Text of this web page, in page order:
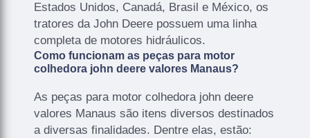
Estados Unidos, Canadá, Brasil e México, os
tratores da John Deere possuem uma linha
completa de motores hidráulicos.
Como funcionam as peças para motor
colhedora john deere valores Manaus?
As peças para motor colhedora john deere
valores Manaus são itens diversos destinados
a diversas finalidades. Dentre elas, estão: